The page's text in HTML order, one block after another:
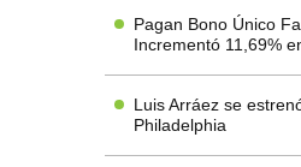
Pagan Bono Único
Incrementó 11,69%
Luis Arráez se
Philadelphia